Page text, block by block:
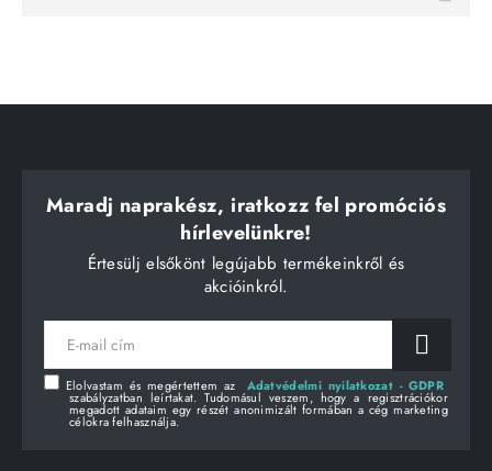
Maradj naprakész, iratkozz fel promóciós
hírlevelünkre!
Értesülj elsőkönt legújabb termékeinkről és
akcióinkról.
E-
mail
Elolvastam és megértettem az Adatvédelmi nyilatkozat - GDPR
szabályzatban leírtakat. Tudomásul veszem, hogy a regisztrációkor
megadott adataim egy részét anonimizált formában a cég marketing
célokra felhasználja.